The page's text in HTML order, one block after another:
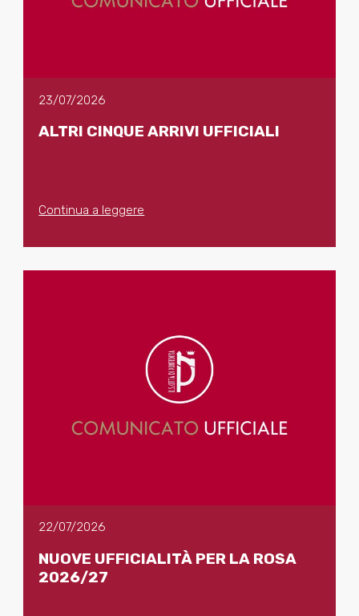
23/07/2026
ALTRI CINQUE ARRIVI UFFICIALI
Continua a leggere
22/07/2026
NUOVE UFFICIALITÀ PER LA ROSA
2026/27